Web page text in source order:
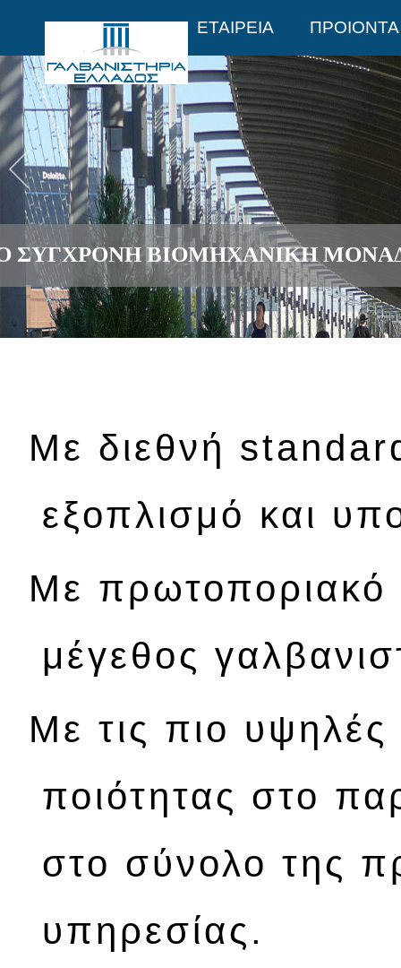
ΕΤΑΙΡΕΙΑ ΠΡΟΙΟΝΤΑ
ΣΥΓΧΡΟΝΗ ΒΙΟΜΗΧΑΝΙΚΗ
Με διεθνή
εξοπλισμό και
Με πρωτοποριακό
μέγεθος
Με τις πιο
ποιότητας στο
στο σύνολο της
υπηρεσίας.